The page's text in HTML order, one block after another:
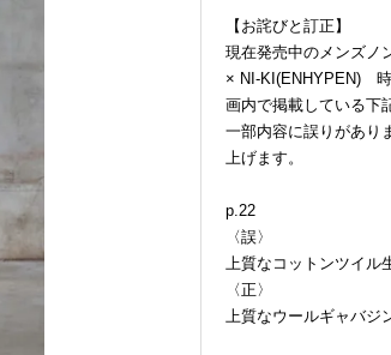
【お詫びと訂正】
現在発売中のメンズノ
× NI-KI(ENHYPEN)
画内で掲載している下
一部内容に誤りがあり
上げます。
p.22
〈誤〉
上質なコットンツイル
〈正〉
上質なウールギャバジ